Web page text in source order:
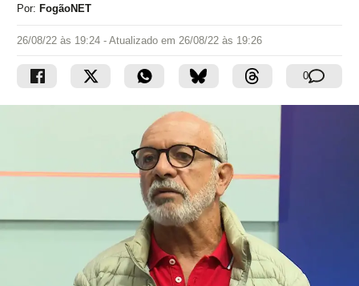
Por: FogãoNET
26/08/22 às 19:24 - Atualizado em 26/08/22 às 19:26
0